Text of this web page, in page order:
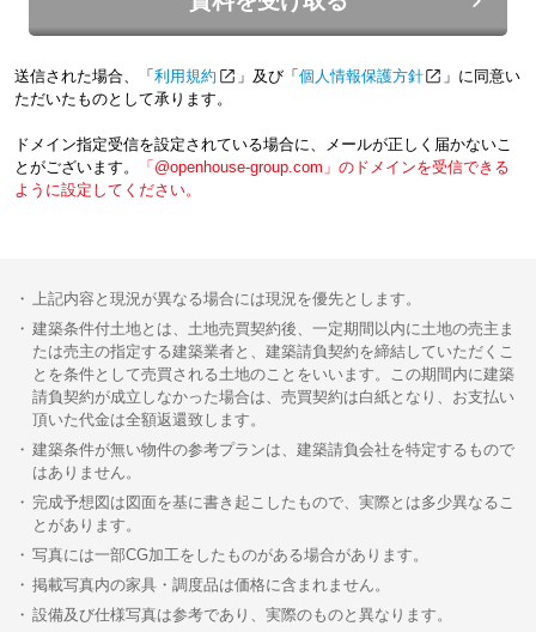
送信された場合、「 利用規約 」及び「 個人情報保護方針
」に同意い
ただいたものとして承ります。
ドメイン指定受信を設定されている場合に、メールが正しく届かないこ
とがございます。
「@openhouse-group.com」のドメインを受信できる
ように設定してください。
上記内容と現況が異なる場合には現況を優先とします。
建築条件付土地とは、土地売買契約後、一定期間以内に土地の売主ま
たは売主の指定する建築業者と、建築請負契約を締結していただくこ
とを条件として売買される土地のことをいいます。この期間内に建築
請負契約が成立しなかった場合は、売買契約は白紙となり、お支払い
頂いた代金は全額返還致します。
建築条件が無い物件の参考プランは、建築請負会社を特定するもので
はありません。
完成予想図は図面を基に書き起こしたもので、実際とは多少異なるこ
とがあります。
写真には一部CG加工をしたものがある場合があります。
掲載写真内の家具・調度品は価格に含まれません。
設備及び仕様写真は参考であり、実際のものと異なります。